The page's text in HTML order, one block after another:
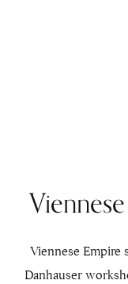
Viennese Empire
Danhauser